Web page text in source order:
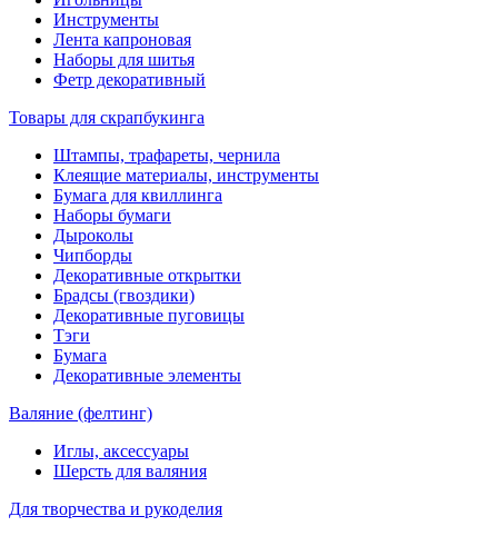
Инструменты
Лента капроновая
Наборы для шитья
Фетр декоративный
Товары для скрапбукинга
Штампы, трафареты, чернила
Клеящие материалы, инструменты
Бумага для квиллинга
Наборы бумаги
Дыроколы
Чипборды
Декоративные открытки
Брадсы (гвоздики)
Декоративные пуговицы
Тэги
Бумага
Декоративные элементы
Валяние (фелтинг)
Иглы, аксессуары
Шерсть для валяния
Для творчества и рукоделия